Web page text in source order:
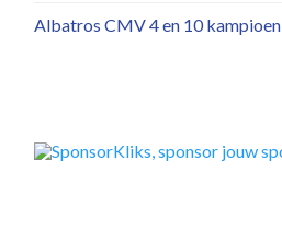
Albatros CMV 4 en 10 kampioen